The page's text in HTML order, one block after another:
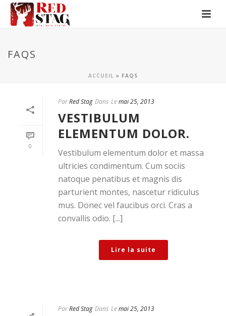
FAQS
ACCUEIL » FAQS
0
ParRed Stag Dans Lemai 25, 2013
VESTIBULUM
ELEMENTUM DOLOR.
Vestibulum elementum dolor et massa
ultricies condimentum. Cum sociis
natoque penatibus et magnis dis
parturient montes, nascetur ridiculus
mus. Donec vel faucibus orci. Cras a
convallis odio. [...]
Lire la suite
ParRed Stag Dans Lemai 25, 2013